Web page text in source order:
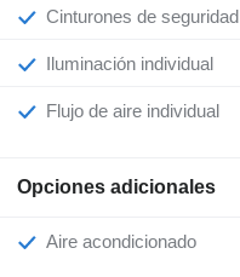
Cinturones de seguridad
Iluminación individual
Flujo de aire individual
Opciones adicionales
Aire acondicionado